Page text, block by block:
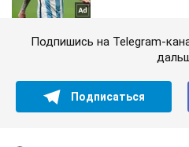
Подпишись на Telegram-
Подписаться